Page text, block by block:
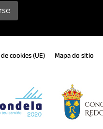
cookies (UE) Mapa do sitio